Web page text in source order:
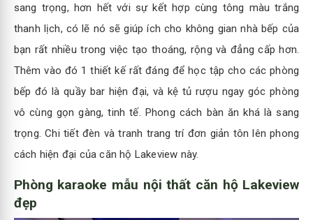
sang trọng, hơn hết với sự kết hợp cùng tông màu trắng
thanh lịch, có lẽ nó sẽ giúp ích cho không gian nhà bếp của
bạn rất nhiều trong việc tạo thoáng, rộng và đẳng cấp hơn.
Thêm vào đó 1 thiết kế rất đáng để học tập cho các phòng
bếp đó là quầy bar hiện đại, và kệ tủ rượu ngay góc phòng
vô cùng gọn gàng, tinh tế. Phong cách bàn ăn khá là sang
trọng. Chi tiết đèn và tranh trang trí đơn giản tôn lên phong
cách hiện đại của căn hộ Lakeview này.
Phòng karaoke mẫu nội thất căn hộ Lakeview
đẹp